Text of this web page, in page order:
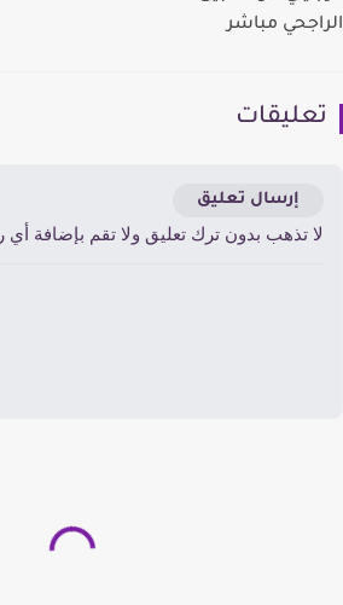
مباشر
إرسال تعليق
تذهب بدون ترك تعليق ولا تقم بإضافة أي رابط